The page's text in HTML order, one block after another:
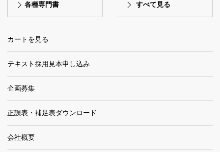
各種専門書 すべて見る
カートを見る
テキスト採用見本申し込み
企画募集
正誤表・補足表ダウンロード
会社概要